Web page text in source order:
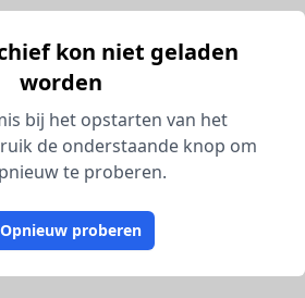
kon niet geladen
worden
bij het opstarten van het
de onderstaande knop om
te proberen.
Opnieuw proberen